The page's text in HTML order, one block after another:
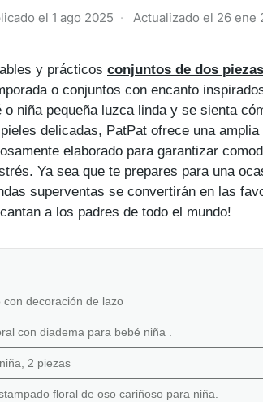
el 1 ago 2025 · Actualizado el 26 ene
y prácticos conjuntos de dos piezas
o conjuntos con encanto
niña pequeña luzca linda y se sienta
delicadas, PatPat ofrece una
elaborado para garantizar
Ya sea que te prepares para una
superventas se convertirán en las
a los padres de todo el mundo!
decoración de lazo
con diadema para bebé niña .
2 piezas
floral de oso cariñoso para niña.